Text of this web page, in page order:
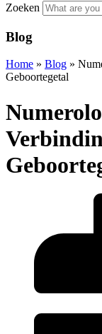
Zoeken
Blog
Home » Blog »
Geboortegetal